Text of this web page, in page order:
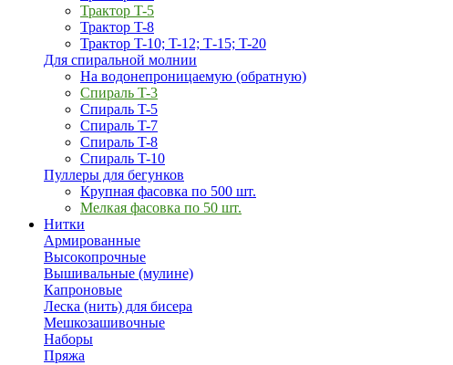
Трактор T-5
Трактор T-8
Трактор T-10; T-12; Т-15; T-20
Для спиральной молнии
На водонепроницаемую (обратную)
Спираль T-3
Спираль T-5
Спираль T-7
Спираль T-8
Спираль T-10
Пуллеры для бегунков
Крупная фасовка по 500 шт.
Мелкая фасовка по 50 шт.
Нитки
Армированные
Высокопрочные
Вышивальные (мулине)
Капроновые
Леска (нить) для бисера
Мешкозашивочные
Наборы
Пряжа